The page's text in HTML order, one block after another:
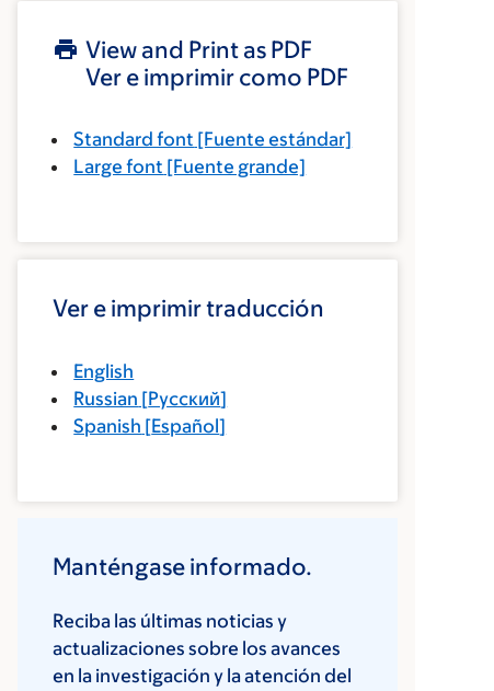
View and Print as PDF
Ver e imprimir como PDF
Standard font [Fuente estándar]
Large font [Fuente grande]
Ver e imprimir traducción
English
Russian [Русский]
Spanish [Español]
Manténgase informado.
Reciba las últimas noticias y
actualizaciones sobre los avances
en la investigación y la atención del